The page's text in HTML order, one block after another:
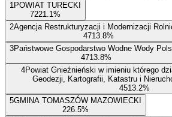
1POWIAT TURECKI
7221.1%
2Agencja Restrukturyzacji i Modernizacji
4713.8%
3Państwowe Gospodarstwo Wodne Wody
4713.8%
4Powiat Gnieźnieński w imieniu którego
Geodezji, Kartografii, Katastru i
4513.2%
5GMINA TOMASZÓW MAZOWIECKI
226.5%